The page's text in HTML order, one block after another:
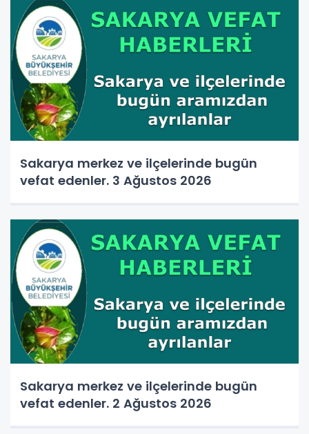
Sakarya merkez ve ilçelerinde bugün
vefat edenler. 3 Ağustos 2026
Sakarya merkez ve ilçelerinde bugün
vefat edenler. 2 Ağustos 2026